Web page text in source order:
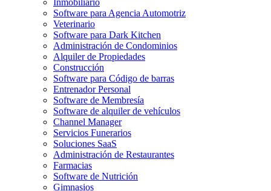
Inmobiliario
Software para Agencia Automotriz
Veterinario
Software para Dark Kitchen
Administración de Condominios
Alquiler de Propiedades
Construcción
Software para Código de barras
Entrenador Personal
Software de Membresía
Software de alquiler de vehículos
Channel Manager
Servicios Funerarios
Soluciones SaaS
Administración de Restaurantes
Farmacias
Software de Nutrición
Gimnasios